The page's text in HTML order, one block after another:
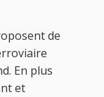
de
En plus
et